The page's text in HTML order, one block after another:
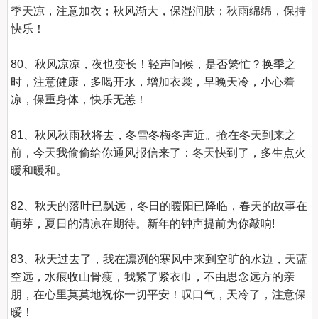
季天凉，注意加衣；秋风渐大，保湿润肤；秋雨绵绵，保持
快乐！
80、秋风凉凉，夜也变长！轻声问候，是否繁忙？换季之
时，注意健康，多喝开水，增加衣裳，早晚天冷，小心着
凉，保重身体，快乐无恙！
81、秋风秋雨秋将去，冬雪冬梅冬声近。抢在冬天到来之
前，今天我偷偷给你通风报信来了：冬天快到了，多生点火
暖和暖和。
82、秋天的落叶已飘远，冬日的暖阳已降临，春天的故事在
萌芽，夏日的清凉在期待。新年的钟声提前为你敲响!
83、秋天过去了，我在凛冽的寒风中来到空旷的水边，天蓝
空远，水痕收山骨瘦，我紧了紧衣巾，不由思念远方的亲
朋，在心里莫莫地祝你一切平安！叹口气，天冷了，注意保
暧！